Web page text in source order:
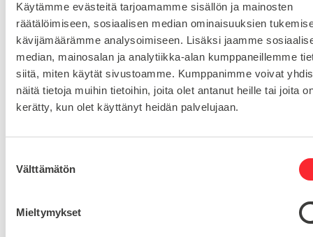
Käytämme evästeitä tarjoamamme sisällön ja mainosten
räätälöimiseen, sosiaalisen median ominaisuuksien
kävijämäärämme analysoimiseen. Lisäksi jaamme
median, mainosalan ja analytiikka-alan kumppaneillemme
siitä, miten käytät sivustoamme. Kumppanimme voivat
näitä tietoja muihin tietoihin, joita olet antanut heille tai joita
kerätty, kun olet käyttänyt heidän palvelujaan.
Välttämätön
Mieltymykset
Osastot
Hammashihnapyörä HTD 5M,Hammashihnapyörät
HIHNANLEVEYS
15
ESIREIKÄ
6
HAMMASLUKU
20